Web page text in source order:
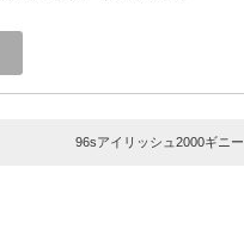
96sアイリッシュ2000ギニー